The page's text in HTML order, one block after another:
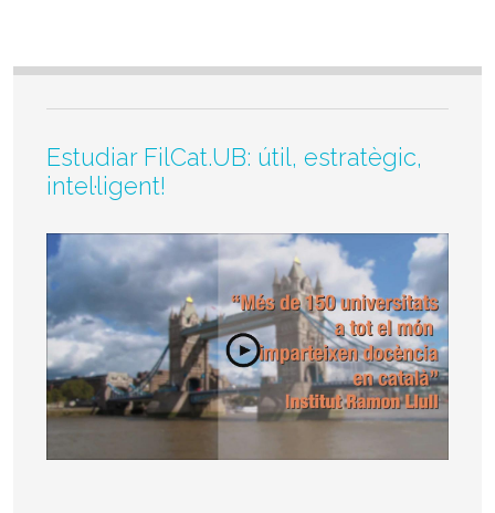
Estudiar FilCat.UB: útil, estratègic,
intel·ligent!